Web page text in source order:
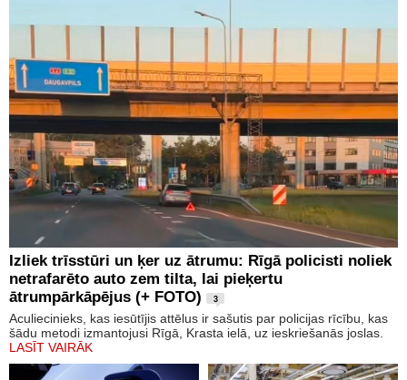
Izliek trīsstūri un ķer uz ātrumu: Rīgā policisti noliek
netrafarēto auto zem tilta, lai pieķertu
ātrumpārkāpējus (+ FOTO)
3
Aculiecinieks, kas iesūtījis attēlus ir sašutis par policijas rīcību, kas
šādu metodi izmantojusi Rīgā, Krasta ielā, uz ieskriešanās joslas.
LASĪT VAIRĀK